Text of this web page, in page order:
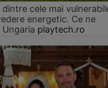
dintre cele mai
energetic. Ce ne
playtech.ro